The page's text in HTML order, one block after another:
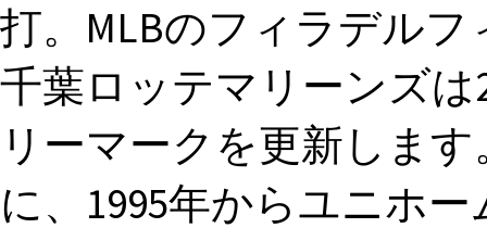
打。MLBのフィラデル
千葉ロッテマリーンズ
リーマークを更新しま
に、1995年からユニホ